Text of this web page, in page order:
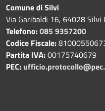
Comune di Silvi
Via Garibaldi 16, 64028 Silvi
Telefono:085 9357200
Codice Fiscale:
Partita IVA:00175740679
PEC: